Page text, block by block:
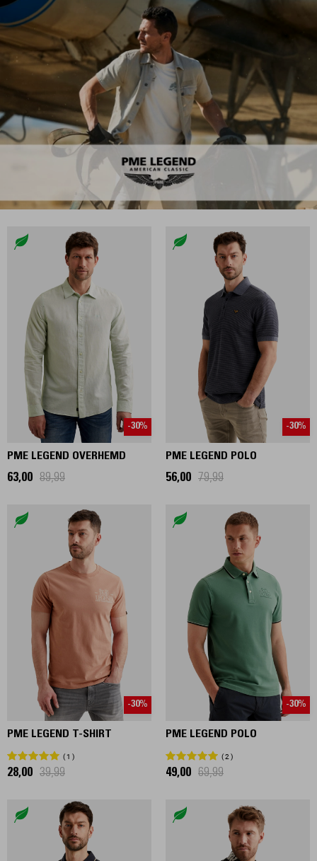
-30%
PME LEGEND OVERHEMD
63,00 89,99
-30%
PME LEGEND POLO
56,00 79,99
-30%
PME LEGEND T-SHIRT
1
28,00 39,99
-30%
PME LEGEND POLO
2
49,00 69,99